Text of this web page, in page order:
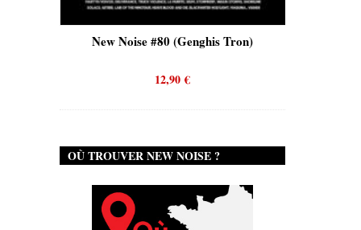
New Noise #80 (Genghis Tron)
12,90€
OÙ TROUVER NEW NOISE ?